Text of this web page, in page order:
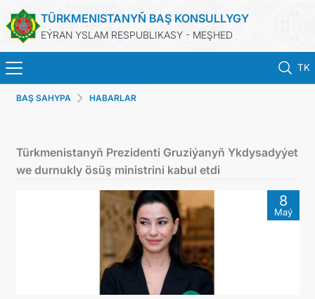
TÜRKMENISTANYŇ BAŞ KONSULLYGY
EÝRAN YSLAM RESPUBLIKASY - MEŞHED
TK
CONSULAR SERVICES
MFA
CONTACT US
BAŞ SAHYPA HABARLAR
Türkmenistanyň Prezidenti Gruziýanyň Ykdysadyýet
we durnukly ösüş ministrini kabul etdi
8
Maý